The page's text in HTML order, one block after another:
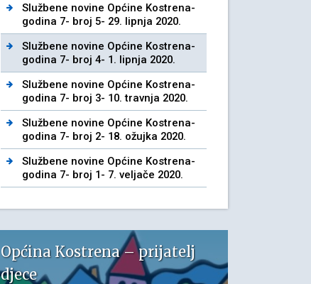
Službene novine Općine Kostrena-
godina 7- broj 5- 29. lipnja 2020.
Službene novine Općine Kostrena-
godina 7- broj 4- 1. lipnja 2020.
Službene novine Općine Kostrena-
godina 7- broj 3- 10. travnja 2020.
Službene novine Općine Kostrena-
godina 7- broj 2- 18. ožujka 2020.
Službene novine Općine Kostrena-
godina 7- broj 1- 7. veljače 2020.
Općina Kostrena – prijatelj
djece